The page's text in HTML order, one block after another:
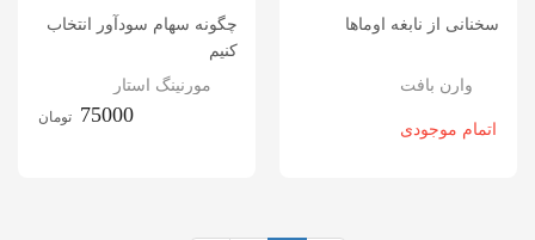
سخنانی از نابغه اوماها
وارن بافت
اتمام موجودی
چگونه سهام سودآور انتخاب
کنیم
مورنینگ استار
75000 تومان